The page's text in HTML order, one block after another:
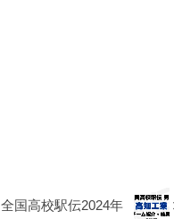
全国高校駅伝2024年